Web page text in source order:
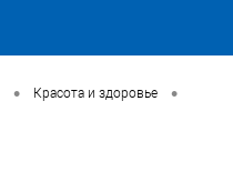
• Красота и здоровье •